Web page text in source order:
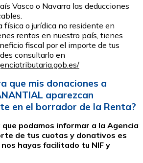
Vasco o Navarra las deducciones
física o jurídica no residente en
rentas en nuestro país, tienes
fiscal por el importe de tus
consultarlo en
que mis donaciones a
aparezcan
en el borrador de la Renta?
que podamos informar a la Agencia
de tus cuotas y donativos es
hayas facilitado tu NIF y